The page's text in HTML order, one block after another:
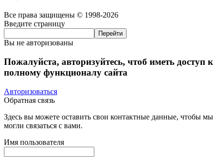
Все права защищены © 1998-2026
Введите страницу
Вы не авторизованы
Пожалуйста, авторизуйтесь, чтоб иметь доступ к
полному функционалу сайта
Авторизоваться
Обратная связь
Здесь вы можете оставить свои контактные данные, чтобы мы
могли связаться с вами.
Имя пользователя